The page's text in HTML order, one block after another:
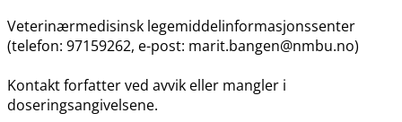
Veterinærmedisinsk legemiddelinformasjonssenter
(telefon: 97159262, e-post: marit.bangen@nmbu.no)
Kontakt forfatter ved avvik eller mangler i
doseringsangivelsene.